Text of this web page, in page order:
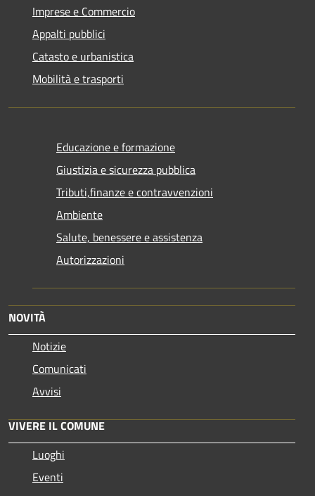
Imprese e Commercio
Appalti pubblici
Catasto e urbanistica
Mobilità e trasporti
Educazione e formazione
Giustizia e sicurezza pubblica
Tributi,finanze e contravvenzioni
Ambiente
Salute, benessere e assistenza
Autorizzazioni
NOVITÀ
Notizie
Comunicati
Avvisi
VIVERE IL COMUNE
Luoghi
Eventi